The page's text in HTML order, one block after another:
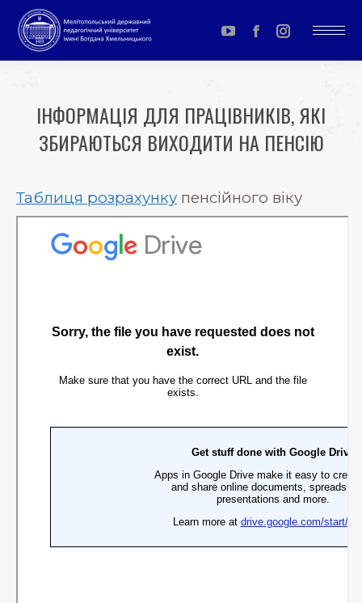
YouTube
page
in
new
Facebook
page
in
new
Instagram
page
in
new
ІНФОРМАЦІЯ ДЛЯ ПРАЦІВНИКІВ, ЯКІ
ЗБИРАЮТЬСЯ ВИХОДИТИ НА ПЕНСІЮ
Таблиця розрахунку пенсійного віку